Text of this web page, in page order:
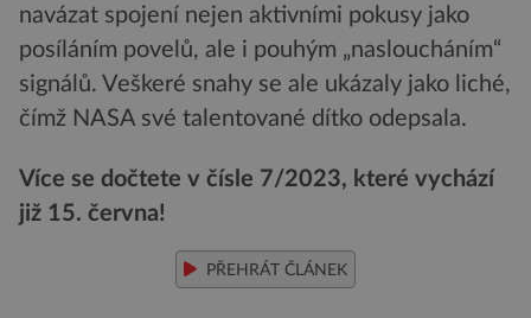
navázat spojení nejen aktivními pokusy jako
posíláním povelů, ale i pouhým „nasloucháním“
signálů. Veškeré snahy se ale ukázaly jako liché,
čímž NASA své talentované dítko odepsala.
Více se dočtete v čísle 7/2023, které vychází
již 15. června!
PŘEHRÁT ČLÁNEK